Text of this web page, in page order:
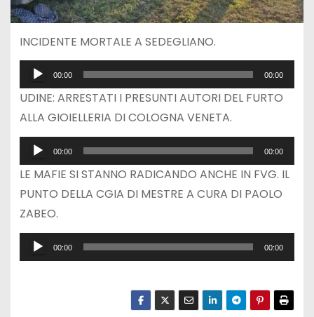
INCIDENTE MORTALE A SEDEGLIANO.
u
P
l
a
r
00:00 00:00
UDINE: ARRESTATI I PRESUNTI AUTORI DEL FURTO
ALLA GIOIELLERIA DI COLOGNA VENETA.
u
l
00:00 00:00
LE MAFIE SI STANNO RADICANDO ANCHE IN FVG. IL
PUNTO DELLA CGIA DI MESTRE A CURA DI PAOLO
ZABEO.
u
00:00 00:00